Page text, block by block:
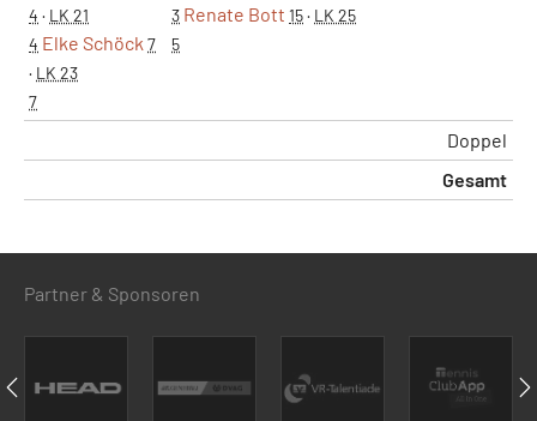
4 · LK 21
4 Elke Schöck 7
· LK 23
7
3 Renate Bott 15· LK 25
5
Doppel
Gesamt
Partner & Sponsoren